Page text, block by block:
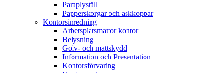
Paraplyställ
Papperskorgar och askkoppar
Kontorsinredning
Arbetsplatsmattor kontor
Belysning
Golv- och mattskydd
Information och Presentation
Kontorsförvaring